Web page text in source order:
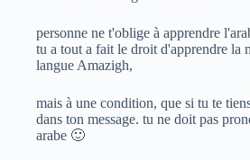
personne ne t'oblige à apprendre
tu a tout a fait le droit d'apprendre la
langue Amazigh,
mais à une condition, que si tu te
dans ton message. tu ne doit pas
arabe 🙂